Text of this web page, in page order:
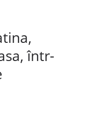
într-